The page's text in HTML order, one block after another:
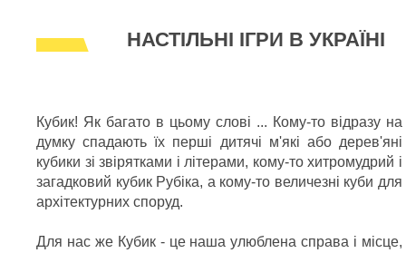
НАСТІЛЬНІ ІГРИ В УКРАЇНІ
Кубик! Як багато в цьому слові ... Кому-то відразу на
думку спадають їх перші дитячі м'які або дерев'яні
кубики зі звірятками і літерами, кому-то хитромудрий і
загадковий кубик Рубіка, а кому-то величезні куби для
архітектурних споруд.
Для нас же Кубик - це наша улюблена справа і місце,